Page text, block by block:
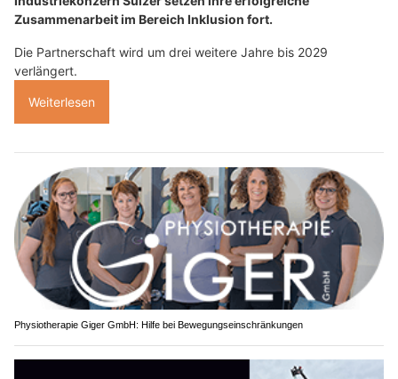
Zusammenarbeit im Bereich Inklusion fort.
Die Partnerschaft wird um drei weitere Jahre bis 2029
verlängert.
Weiterlesen
Physiotherapie Giger GmbH: Hilfe bei Bewegungseinschränkungen